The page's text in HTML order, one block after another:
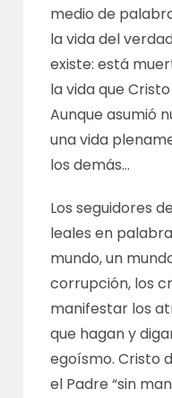
medio de
la vida del
existe: está
la vida que
Aunque asumió
una vida
los demás…
Los seguidores
leales en
mundo, un
corrupción, los
manifestar los
que hagan y
egoísmo. Cristo
el Padre “sin